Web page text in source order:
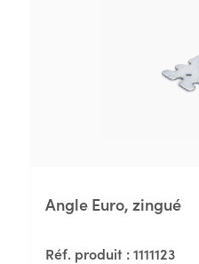
Angle Euro, zingué
Réf. produit :1111123